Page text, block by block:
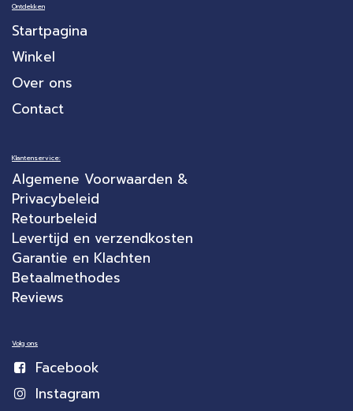
Ontdekken
Startpagina
Winkel
Over ons
Contact
Klantenservice:
Algemene Voorwaarden &
Privacybeleid
Retourbeleid
Levertijd en verzendkosten
Garantie en Klachten
Betaalmethodes
Reviews
Volg ons
Facebook
Instagram